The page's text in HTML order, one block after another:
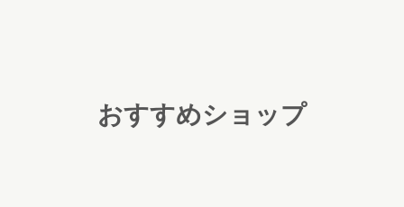
おすすめショップ